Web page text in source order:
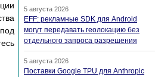
5 августа 2026
EFF: рекламные SDK для Android
могут передавать геолокацию без
отдельного запроса разрешения
5 августа 2026
Поставки Google TPU для Anthropic